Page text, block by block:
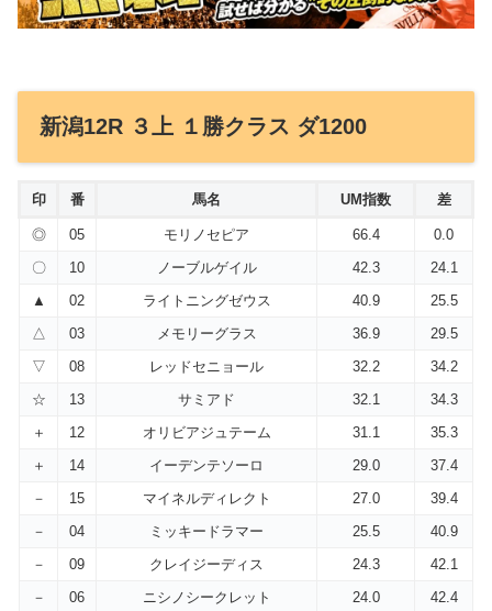
新潟12R ３上 １勝クラス ダ1200
印 番 馬名 UM指数 差
◎ 05 モリノセピア 66.4
0.0
〇
10 ノーブルゲイル 42.3
24.1
▲
02 ライトニングゼウス 40.9
25.5
△
03 メモリーグラス 36.9
29.5
▽
08 レッドセニョール 32.2
34.2
☆
13 サミアド 32.1
34.3
＋
12 オリビアジュテーム 31.1
35.3
＋
14 イーデンテソーロ 29.0
37.4
－
15 マイネルディレクト 27.0
39.4
－
04 ミッキードラマー 25.5
40.9
－
09 クレイジーディス 24.3
42.1
－
06 ニシノシークレット 24.0
42.4